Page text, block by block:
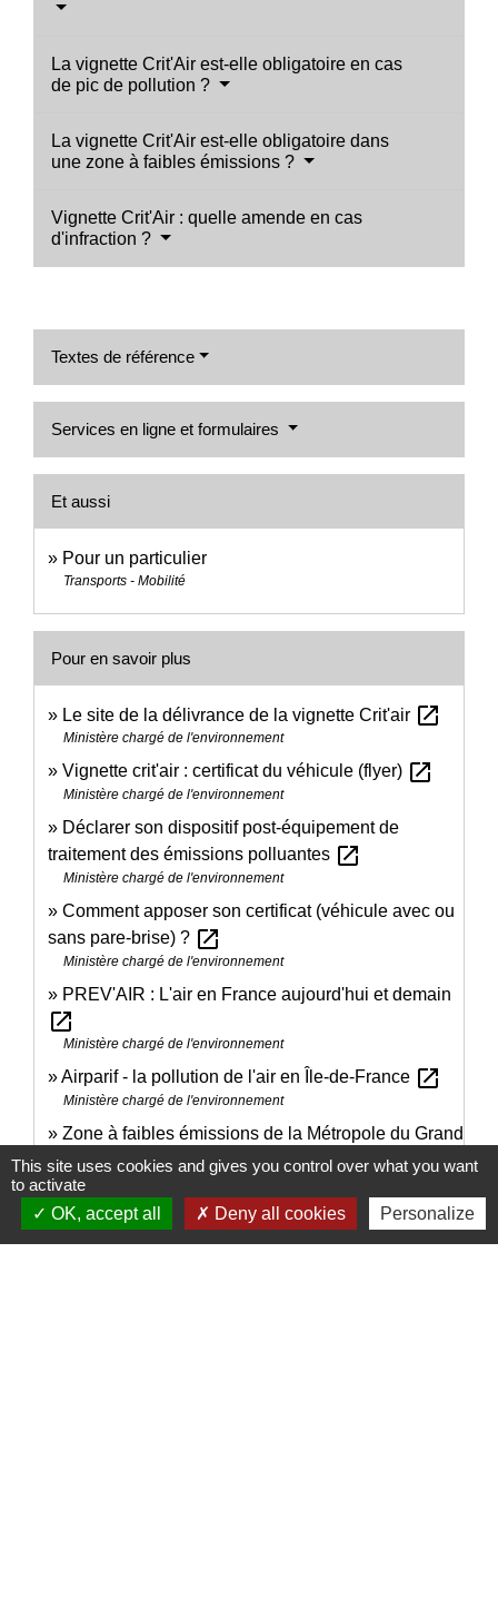
La vignette Crit'Air est-elle obligatoire en cas
de pic de pollution ?
La vignette Crit'Air est-elle obligatoire dans
une zone à faibles émissions ?
Vignette Crit'Air : quelle amende en cas
d'infraction ?
Textes de référence
Services en ligne et formulaires
Et aussi
Pour un particulier
Transports - Mobilité
Pour en savoir plus
Le site de la délivrance de la vignette Crit'air open_in_new
Ministère chargé de l'environnement
Vignette crit'air : certificat du véhicule (flyer) open_in_new
Ministère chargé de l'environnement
Déclarer son dispositif post-équipement de
traitement des émissions polluantes open_in_new
Ministère chargé de l'environnement
Comment apposer son certificat (véhicule avec ou
sans pare-brise) ? open_in_new
Ministère chargé de l'environnement
PREV'AIR : L'air en France aujourd'hui et demain
open_in_new
Ministère chargé de l'environnement
Airparif - la pollution de l'air en Île-de-France open_in_new
Ministère chargé de l'environnement
Zone à faibles émissions de la Métropole du Grand
Parisopen_in_new
Ville de Paris
Je change ma voitureopen_in_new
This site uses cookies and gives you control over what you want
to activate
OK, accept all
Deny all cookies Personalize